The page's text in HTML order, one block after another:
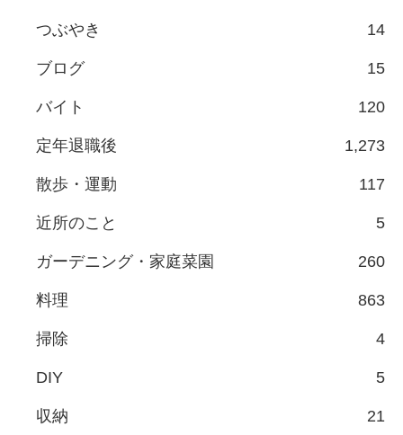
つぶやき 14
ブログ 15
バイト 120
定年退職後 1,273
散歩・運動 117
近所のこと 5
ガーデニング・家庭菜園 260
料理 863
掃除 4
DIY 5
収納 21